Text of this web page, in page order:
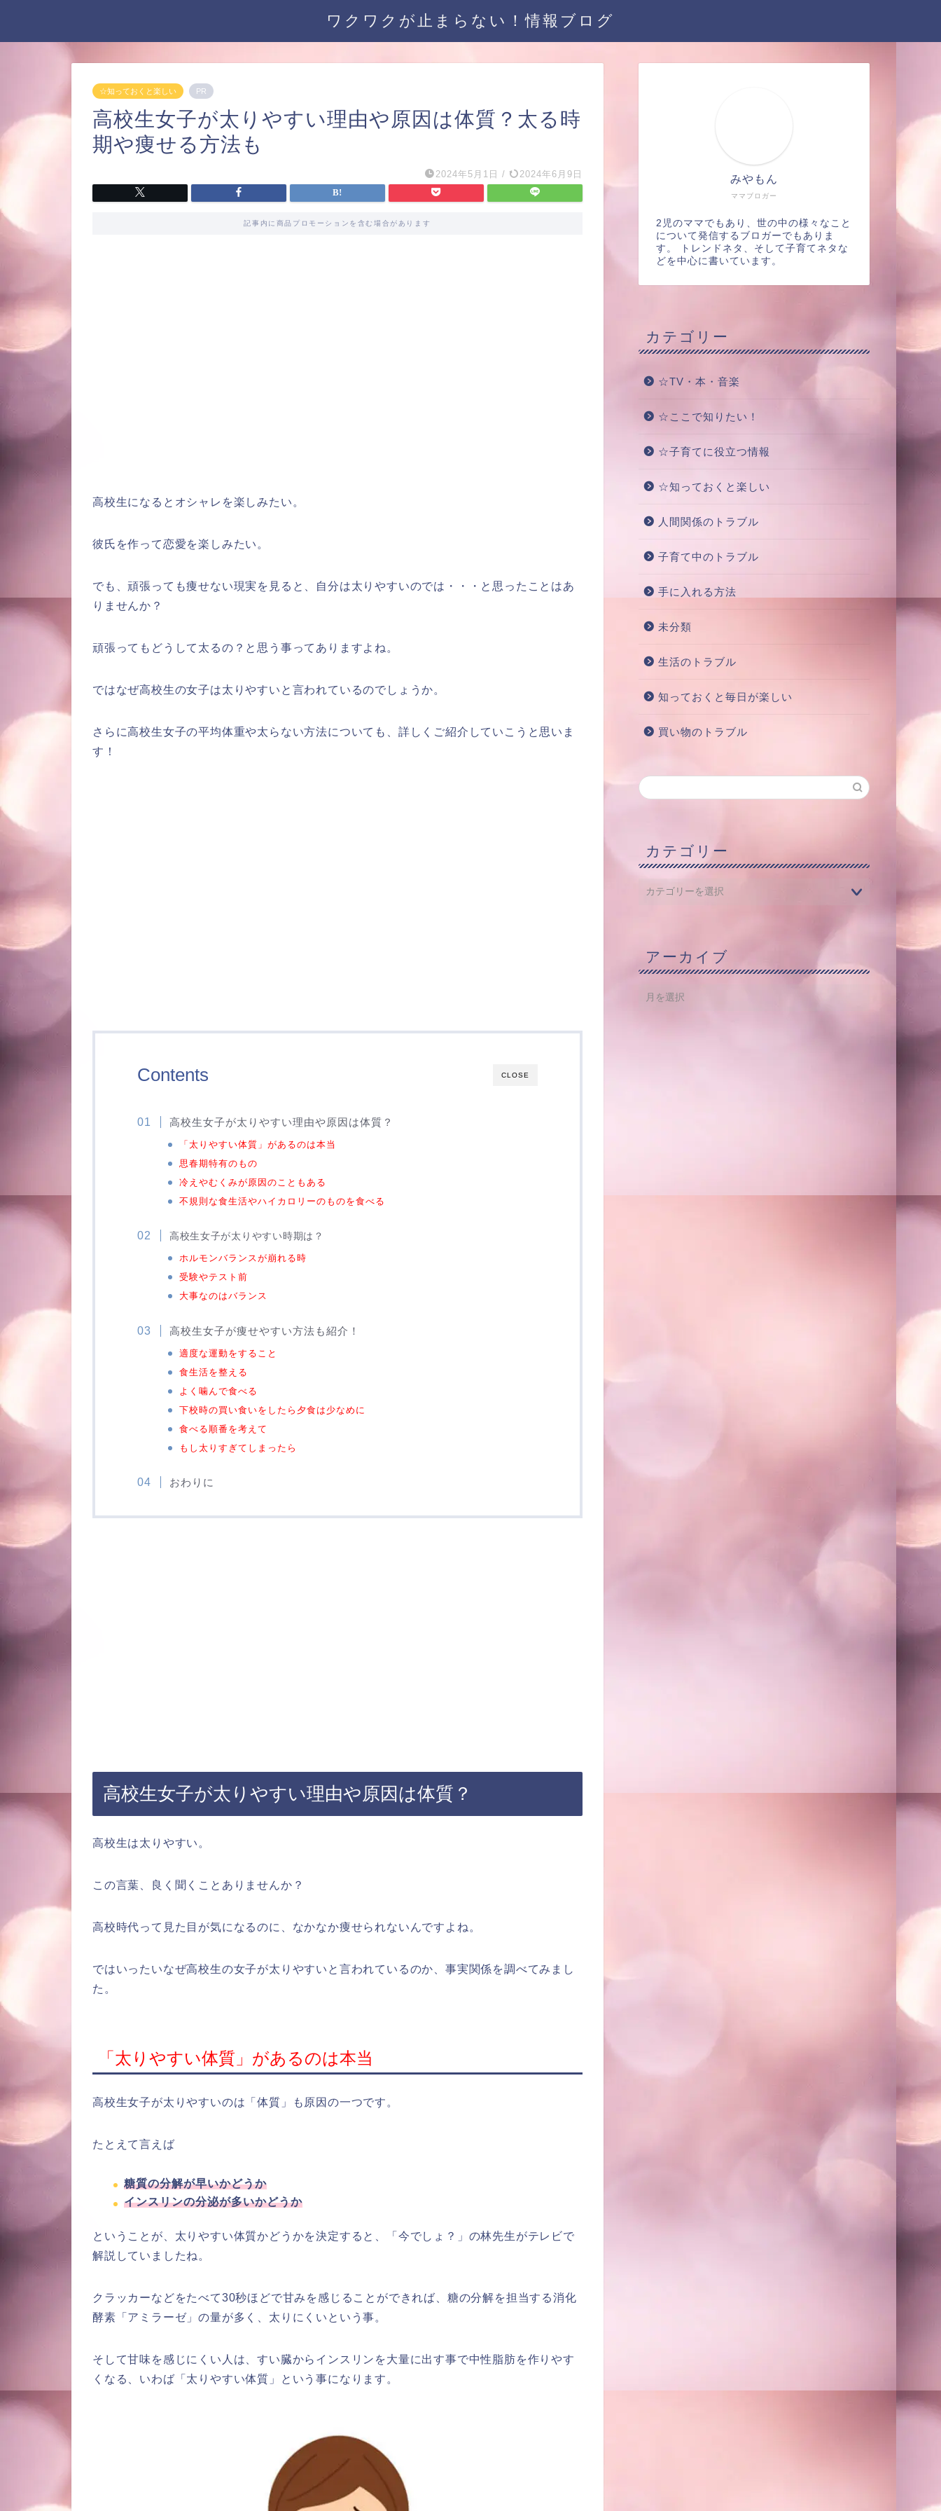
ワクワクが止まらない！情報ブログ
☆知っておくと楽しい PR
高校生女子が太りやすい理由や原因は体質？太る時
期や痩せる方法も
2024年5月1日 / 2024年6月9日
記事内に商品プロモーションを含む場合があります
高校生になるとオシャレを楽しみたい。
彼氏を作って恋愛を楽しみたい。
でも、頑張っても痩せない現実を見ると、自分は太りやすいのでは・・・と思ったことはあ
りませんか？
頑張ってもどうして太るの？と思う事ってありますよね。
ではなぜ高校生の女子は太りやすいと言われているのでしょうか。
さらに高校生女子の平均体重や太らない方法についても、詳しくご紹介していこうと思いま
す！
CLOSE
Contents
高校生女子が太りやすい理由や原因は体質？
「太りやすい体質」があるのは本当
思春期特有のもの
冷えやむくみが原因のこともある
不規則な食生活やハイカロリーのものを食べる
高校生女子が太りやすい時期は？
ホルモンバランスが崩れる時
受験やテスト前
大事なのはバランス
高校生女子が痩せやすい方法も紹介！
適度な運動をすること
食生活を整える
よく噛んで食べる
下校時の買い食いをしたら夕食は少なめに
食べる順番を考えて
もし太りすぎてしまったら
おわりに
高校生女子が太りやすい理由や原因は体質？
高校生は太りやすい。
この言葉、良く聞くことありませんか？
高校時代って見た目が気になるのに、なかなか痩せられないんですよね。
ではいったいなぜ高校生の女子が太りやすいと言われているのか、事実関係を調べてみまし
た。
「太りやすい体質」があるのは本当
高校生女子が太りやすいのは「体質」も原因の一つです。
たとえて言えば
糖質の分解が早いかどうか
インスリンの分泌が多いかどうか
ということが、太りやすい体質かどうかを決定すると、「今でしょ？」の林先生がテレビで
解説していましたね。
クラッカーなどをたべて30秒ほどで甘みを感じることができれば、糖の分解を担当する消化
酵素「アミラーゼ」の量が多く、太りにくいという事。
そして甘味を感じにくい人は、すい臓からインスリンを大量に出す事で中性脂肪を作りやす
くなる、いわば「太りやすい体質」という事になります。
ママブロガー
みやもん
2児のママでもあり、世の中の様々なこと
について発信するブロガーでもありま
す。 トレンドネタ、そして子育てネタな
どを中心に書いています。
カテゴリー
☆TV・本・音楽
☆ここで知りたい！
☆子育てに役立つ情報
☆知っておくと楽しい
人間関係のトラブル
子育て中のトラブル
手に入れる方法
未分類
生活のトラブル
知っておくと毎日が楽しい
買い物のトラブル
カテゴリー
アーカイブ